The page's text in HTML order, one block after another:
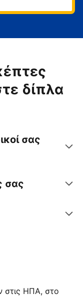
δίπλα
σας
σας
σήμερα
στις ΗΠΑ, στο